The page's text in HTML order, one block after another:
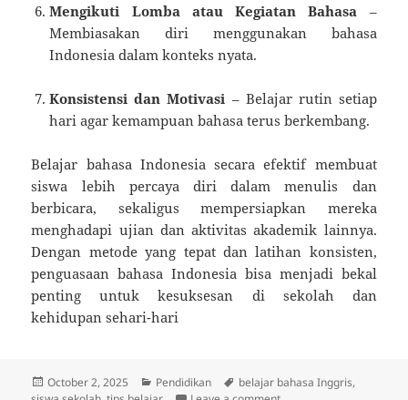
Mengikuti Lomba atau Kegiatan Bahasa –
Membiasakan diri menggunakan bahasa
Indonesia dalam konteks nyata.
Konsistensi dan Motivasi – Belajar rutin setiap
hari agar kemampuan bahasa terus berkembang.
Belajar bahasa Indonesia secara efektif membuat
siswa lebih percaya diri dalam menulis dan
berbicara, sekaligus mempersiapkan mereka
menghadapi ujian dan aktivitas akademik lainnya.
Dengan metode yang tepat dan latihan konsisten,
penguasaan bahasa Indonesia bisa menjadi bekal
penting untuk kesuksesan di sekolah dan
kehidupan sehari-hari
Posted
October 2, 2025 Categories
Pendidikan Tags
belajar bahasa Inggris,